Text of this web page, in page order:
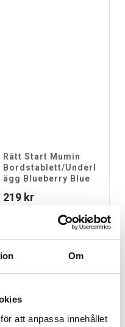
Om
att anpassa innehållet
Rätt Start Mumin
Bordstablett/Underl
ägg Blueberry Blue
219 kr